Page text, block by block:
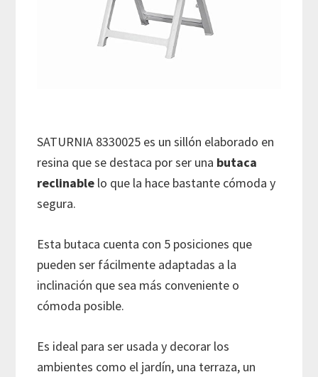
SATURNIA 8330025 es un sillón elaborado en
resina que se destaca por ser una butaca
reclinable lo que la hace bastante cómoda y
segura.
Esta butaca cuenta con 5 posiciones que
pueden ser fácilmente adaptadas a la
inclinación que sea más conveniente o
cómoda posible.
Es ideal para ser usada y decorar los
ambientes como el jardín, una terraza, un